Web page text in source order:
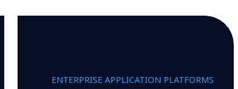
ENTERPRISE APPLICATION PLATFORMS